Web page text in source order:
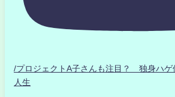
/プロジェクトA子さんも注目？ 独身ハゲ
人生